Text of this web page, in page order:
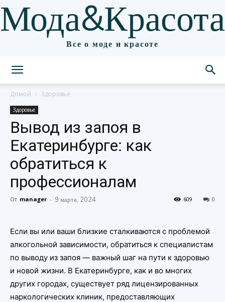
Мода&Красота
Все о моде и красоте
Домой Здоровье
Здоровье
Вывод из запоя в
Екатеринбурге: как
обратиться к
профессионалам
От manager - 9 марта, 2024 0
609
Если вы или ваши близкие сталкиваются с проблемой
алкогольной зависимости, обратиться к специалистам
по выводу из запоя — важный шаг на пути к здоровью
и новой жизни. В Екатеринбурге, как и во многих
других городах, существует ряд лицензированных
наркологических клиник, предоставляющих